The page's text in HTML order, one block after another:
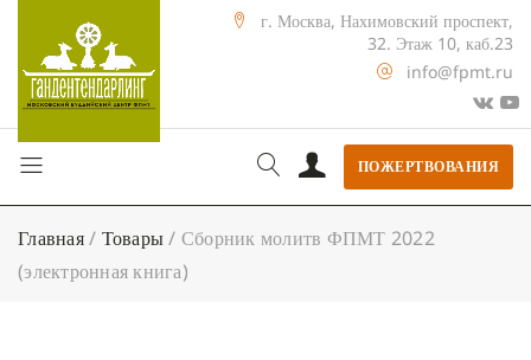
г. Москва, Нахимовский проспект,
32. Этаж 10, каб.23
info@fpmt.ru
ПОЖЕРТВОВАНИЯ
Главная/ Товары/ Сборник молитв ФПМТ 2022
(электронная книга)